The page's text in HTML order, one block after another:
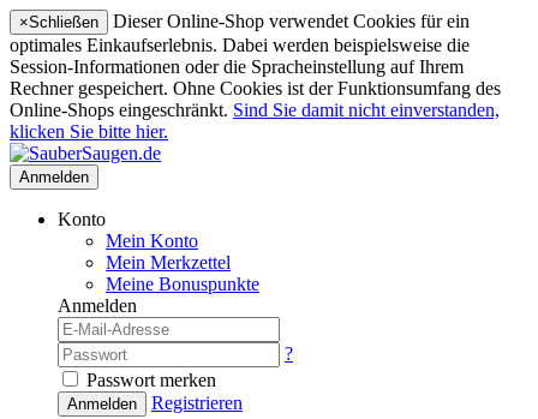
×Schließen
Dieser Online-Shop verwendet Cookies für ein
optimales Einkaufserlebnis. Dabei werden beispielsweise die
Session-Informationen oder die Spracheinstellung auf Ihrem
Rechner gespeichert. Ohne Cookies ist der Funktionsumfang des
Online-Shops eingeschränkt. Sind Sie damit nicht einverstanden,
klicken Sie bitte hier.
Anmelden
Konto
Mein Konto
Mein Merkzettel
Meine Bonuspunkte
Anmelden
?
Passwort merken
Anmelden Registrieren